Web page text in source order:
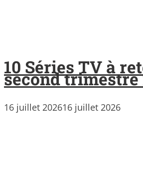
10 Séries TV à
second trimestre
16 juillet 202616 juillet 2026